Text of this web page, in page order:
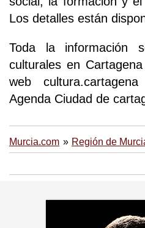
Los detalles están
Toda la información
culturales en
web
Agenda Ciudad de
Murcia.com Región de